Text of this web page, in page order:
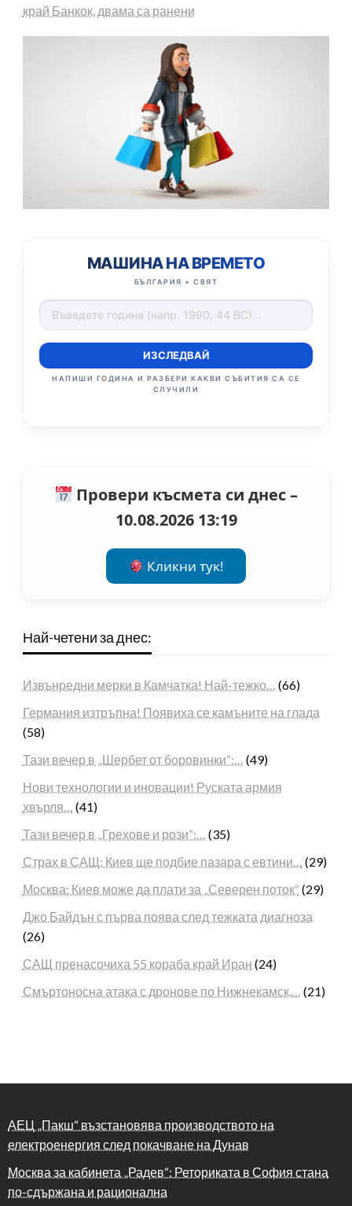
край Банкок, двама са ранени
МАШИНА НА ВРЕМЕТО
БЪЛГАРИЯ + СВЯТ
ИЗСЛЕДВАЙ
НАПИШИ ГОДИНА И РАЗБЕРИ КАКВИ СЪБИТИЯ СА СЕ
СЛУЧИЛИ
Провери късмета си днес –
10.08.2026 13:19
Кликни тук!
Най-четени за днес:
Извънредни мерки в Камчатка! Най-тежко… (66)
Германия изтръпна! Появиха се камъните на глада
(58)
Тази вечер в „Шербет от боровинки“:… (49)
Нови технологии и иновации! Руската армия
хвърля… (41)
Тази вечер в „Грехове и рози“:… (35)
Страх в САЩ: Киев ще подбие пазара с евтини… (29)
Москва: Киев може да плати за „Северен поток“ (29)
Джо Байдън с първа поява след тежката диагноза
(26)
САЩ пренасочиха 55 кораба край Иран (24)
Смъртоносна атака с дронове по Нижнекамск,… (21)
АЕЦ „Пакш“ възстановява производството на
електроенергия след покачване на Дунав
Москва за кабинета „Радев“: Реториката в София стана
по-сдържана и рационална